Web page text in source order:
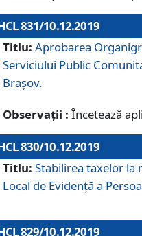
831/10.12.2019
Titlu: Aprobarea
Serviciului Public
Brașov.
Observații : Încetează
830/10.12.2019
Titlu: Stabilirea taxelor la
Local de Evidenţă a
829/10.12.2019